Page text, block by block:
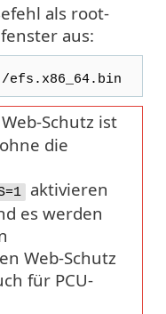
als root-
aus:
./efs.x86_64.bin
Schutz ist
die
aktivieren
es werden
Web-Schutz
für PCU-